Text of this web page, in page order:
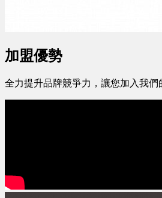
加盟優勢
全力提升品牌競爭力，讓您加入我們